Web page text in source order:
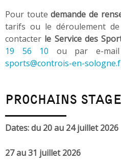
Pour toutedemande de
tarifs ou le déroulement
contacter le Service des
19 56 10 ou par e-mail
sports@controis-en-
PROCHAINS
Dates: du 20 au 24 juillet 2026
27 au 31 juillet 2026